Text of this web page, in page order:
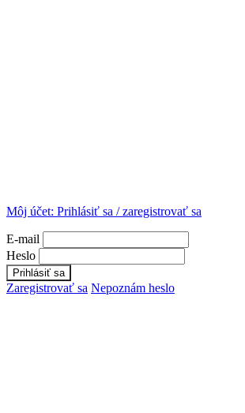
Môj účet: Prihlásiť sa / zaregistrovať sa
E-mail
Heslo
Zaregistrovať sa Nepoznám heslo